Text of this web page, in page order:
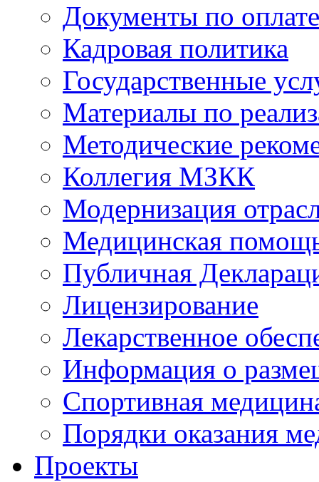
Документы по
Кадровая политика
Государственные
Материалы по
Методические
Коллегия МЗКК
Модернизация
Медицинская
Публичная
Лицензирование
Лекарственное
Информация о
Спортивная
Порядки оказания
Проекты